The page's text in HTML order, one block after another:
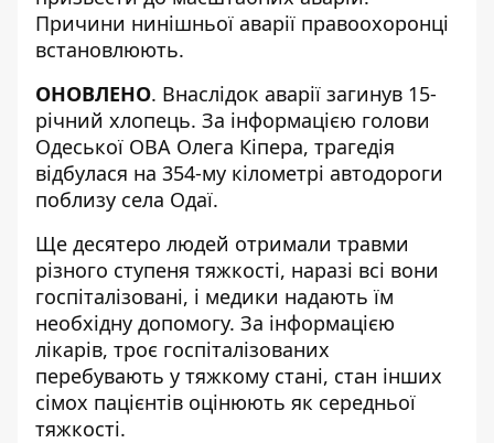
Причини нинішньої аварії правоохоронці
встановлюють.
ОНОВЛЕНО. Внаслідок аварії загинув 15-
річний хлопець. За інформацією голови
Одеської ОВА Олега Кіпера, трагедія
відбулася на 354-му кілометрі автодороги
поблизу села Одаї.
Ще десятеро людей отримали травми
різного ступеня тяжкості, наразі всі вони
госпіталізовані, і медики надають їм
необхідну допомогу. За інформацією
лікарів, троє госпіталізованих
перебувають у тяжкому стані, стан інших
сімох пацієнтів оцінюють як середньої
тяжкості.